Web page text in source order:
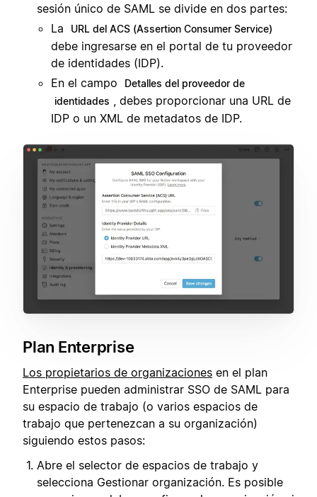
sesión único de SAML se divide en dos partes:
La
URL del ACS (Assertion Consumer Service)
debe ingresarse en el portal de tu proveedor
de identidades (IDP).
En el campo
Detalles del proveedor de
identidades , debes proporcionar una URL de
IDP o un XML de metadatos de IDP.
Plan Enterprise
Los propietarios de organizaciones en el plan
Enterprise pueden administrar SSO de SAML para
su espacio de trabajo (o varios espacios de
trabajo que pertenezcan a su organización)
siguiendo estos pasos:
Abre el selector de espacios de trabajo y
selecciona Gestionar organización. Es posible